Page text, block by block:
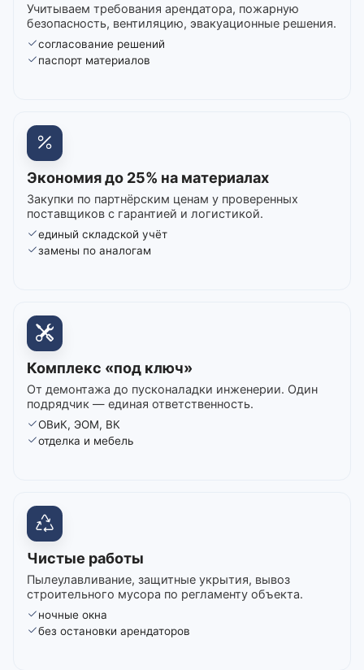
Учитываем требования арендатора, пожарную
безопасность, вентиляцию, эвакуационные решения.
согласование решений
паспорт материалов
Экономия до 25% на материалах
Закупки по партнёрским ценам у проверенных
поставщиков с гарантией и логистикой.
единый складской учёт
замены по аналогам
Комплекс «под ключ»
От демонтажа до пусконаладки инженерии. Один
подрядчик — единая ответственность.
ОВиК, ЭОМ, ВК
отделка и мебель
Чистые работы
Пылеулавливание, защитные укрытия, вывоз
строительного мусора по регламенту объекта.
ночные окна
без остановки арендаторов